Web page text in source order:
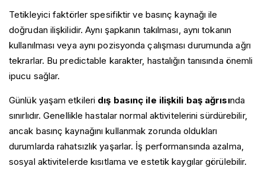
Tetikleyici faktörler spesifiktir ve basınç kaynağı ile
doğrudan ilişkilidir. Aynı şapkanın takılması, aynı tokanın
kullanılması veya aynı pozisyonda çalışması durumunda ağrı
tekrarlar. Bu predictable karakter, hastalığın tanısında önemli
ipucu sağlar.
Günlük yaşam etkileri dış basınç ile ilişkili baş ağrısında
sınırlıdır. Genellikle hastalar normal aktivitelerini sürdürebilir,
ancak basınç kaynağını kullanmak zorunda oldukları
durumlarda rahatsızlık yaşarlar. İş performansında azalma,
sosyal aktivitelerde kısıtlama ve estetik kaygılar görülebilir.